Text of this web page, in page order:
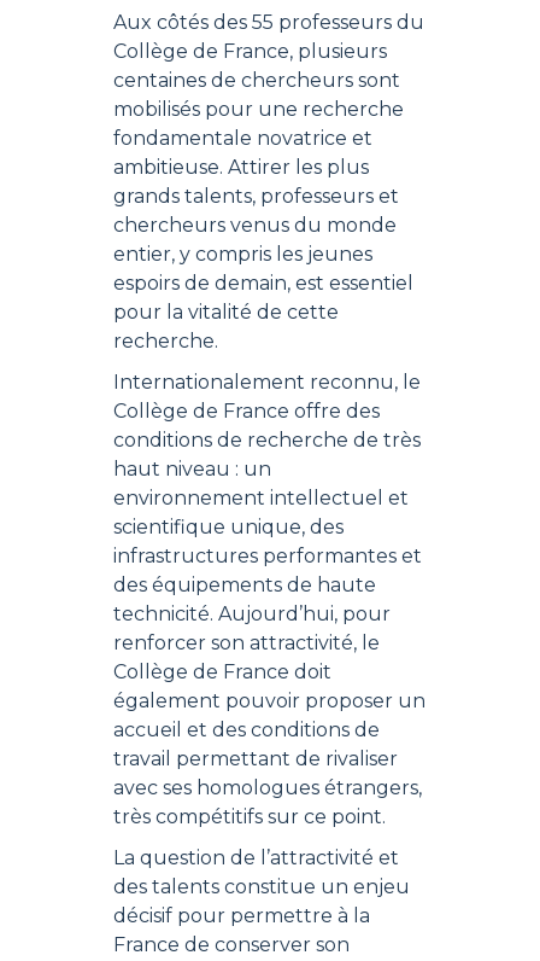
Aux côtés des 55 professeurs du
Collège de France, plusieurs
centaines de chercheurs sont
mobilisés pour une recherche
fondamentale novatrice et
ambitieuse. Attirer les plus
grands talents, professeurs et
chercheurs venus du monde
entier, y compris les jeunes
espoirs de demain, est essentiel
pour la vitalité de cette
recherche.
Internationalement reconnu, le
Collège de France offre des
conditions de recherche de très
haut niveau : un
environnement intellectuel et
scientifique unique, des
infrastructures performantes et
des équipements de haute
technicité. Aujourd’hui, pour
renforcer son attractivité, le
Collège de France doit
également pouvoir proposer un
accueil et des conditions de
travail permettant de rivaliser
avec ses homologues étrangers,
très compétitifs sur ce point.
La question de l’attractivité et
des talents constitue un enjeu
décisif pour permettre à la
France de conserver son